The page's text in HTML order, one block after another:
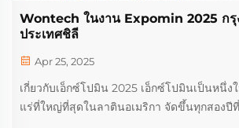
Wontech ในงาน Expomin 2025 กรุ
ประเทศชิลี
Apr 25, 2025
เกี่ยวกับเอ็กซ์โปมิน 2025 เอ็กซ์โปมินเป็นหนึ่ง
แร่ที่ใหญ่ที่สุดในลาตินอเมริกา จัดขึ้นทุกสองปี